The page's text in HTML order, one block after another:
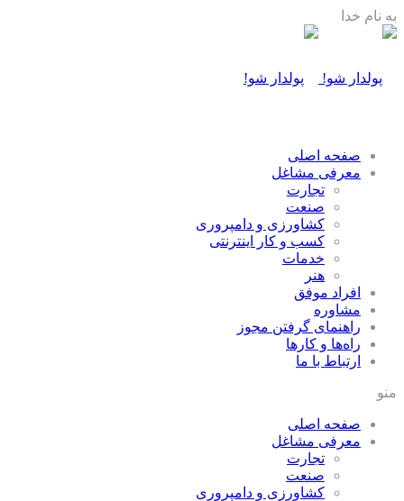
به نام خدا
صفحه اصلی
معرفی مشاغل
تجارت
صنعت
كشاورزی و دامپروری
كسب و كار اينترنتی
خدمات
هنر
افراد موفق
مشاوره
راهنمای گرفتن مجوز
راه‌ها و كارها
ارتباط با ما
منو
صفحه اصلی
معرفی مشاغل
تجارت
صنعت
كشاورزی و دامپروری